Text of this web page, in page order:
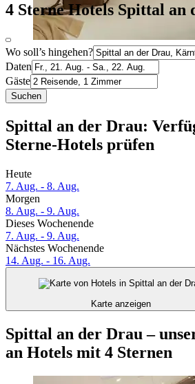
4 Sterne Hotels Spittal an
Wo soll’s hingehen?
Daten
Gäste
Suchen
Spittal an der Drau:
Sterne-Hotels prüfen
Heute
7. Aug. - 8. Aug.
Morgen
8. Aug. - 9. Aug.
Dieses Wochenende
7. Aug. - 9. Aug.
Nächstes Wochenende
14. Aug. - 16. Aug.
Karte anzeigen
Spittal an der Drau –
an Hotels mit 4 Sternen